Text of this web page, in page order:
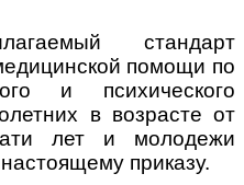
стандарт
помощи по
и психического
в возрасте от
лет и молодежи
приказу.